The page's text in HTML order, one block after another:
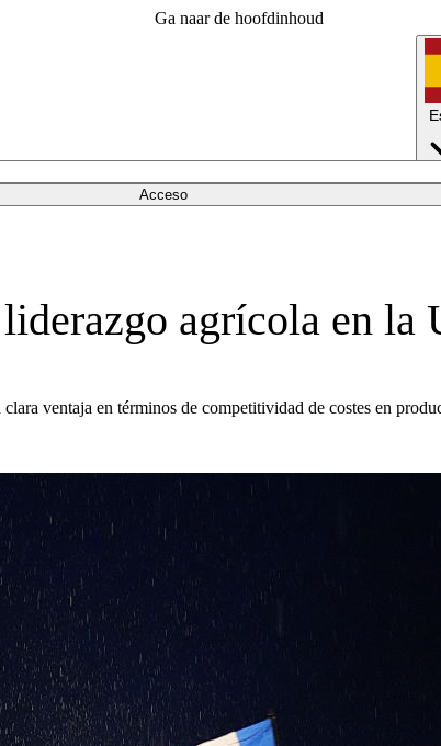
Ga naar de hoofdinhoud
Acceso
agrícola en la
ventaja en términos de competitividad de costes en